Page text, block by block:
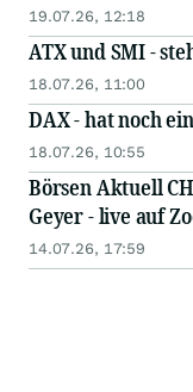
19.07.26, 12:18
ATX und SMI -
18.07.26, 11:00
DAX - hat noch
18.07.26, 10:55
Börsen Aktuell
Geyer - live auf
14.07.26, 17:59